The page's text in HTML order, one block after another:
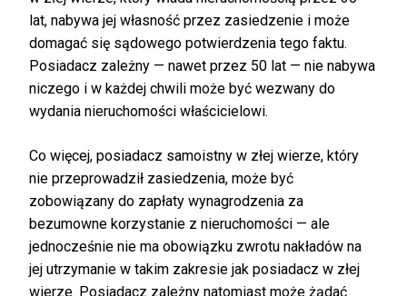
lat, nabywa jej własność przez zasiedzenie i może
domagać się sądowego potwierdzenia tego faktu.
Posiadacz zależny — nawet przez 50 lat — nie nabywa
niczego i w każdej chwili może być wezwany do
wydania nieruchomości właścicielowi.
Co więcej, posiadacz samoistny w złej wierze, który
nie przeprowadził zasiedzenia, może być
zobowiązany do zapłaty wynagrodzenia za
bezumowne korzystanie z nieruchomości — ale
jednocześnie nie ma obowiązku zwrotu nakładów na
jej utrzymanie w takim zakresie jak posiadacz w złej
wierze. Posiadacz zależny natomiast może żądać